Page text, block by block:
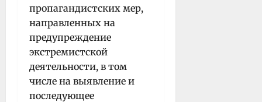
пропагандистских мер,
направленных на
предупреждение
экстремистской
деятельности, в том
числе на выявление и
последующее